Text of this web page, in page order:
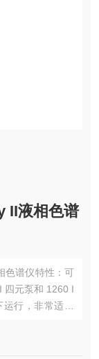
II液相色谱
色谱仪特性：可
四元泵和 1260 I
行，非常适合